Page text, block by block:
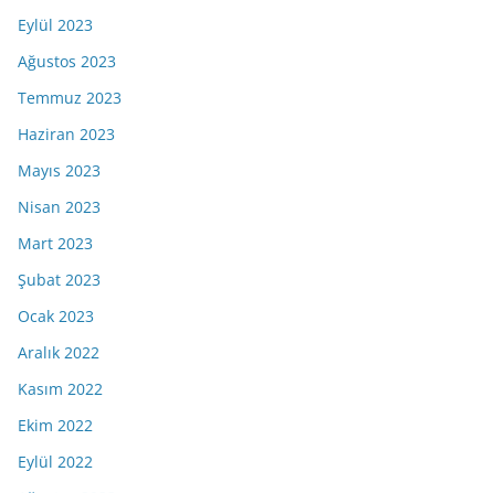
Eylül 2023
Ağustos 2023
Temmuz 2023
Haziran 2023
Mayıs 2023
Nisan 2023
Mart 2023
Şubat 2023
Ocak 2023
Aralık 2022
Kasım 2022
Ekim 2022
Eylül 2022